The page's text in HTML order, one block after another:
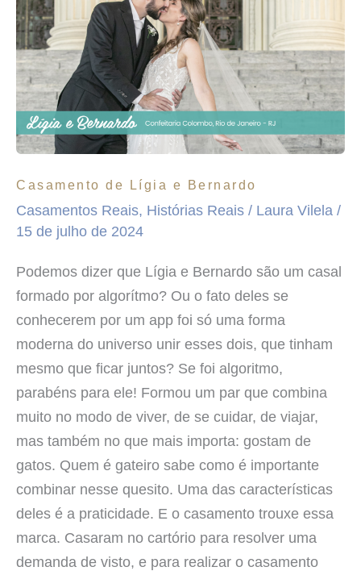
Casamento de Lígia e Bernardo
Casamentos Reais, Histórias Reais / Laura Vilela /
15 de julho de 2024
Podemos dizer que Lígia e Bernardo são um casal
formado por algorítmo? Ou o fato deles se
conhecerem por um app foi só uma forma
moderna do universo unir esses dois, que tinham
mesmo que ficar juntos? Se foi algoritmo,
parabéns para ele! Formou um par que combina
muito no modo de viver, de se cuidar, de viajar,
mas também no que mais importa: gostam de
gatos. Quem é gateiro sabe como é importante
combinar nesse quesito. Uma das características
deles é a praticidade. E o casamento trouxe essa
marca. Casaram no cartório para resolver uma
demanda de visto, e para realizar o casamento
de
Lígia
e
Bernardo